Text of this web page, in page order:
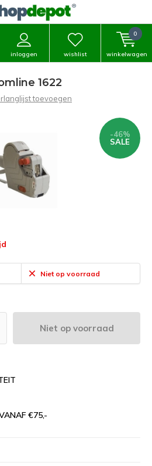
inloggen wishlist winkelwagen
0
1622
toevoegen
-46%
SALE
Niet op voorraad
Niet op voorraad
€75,-